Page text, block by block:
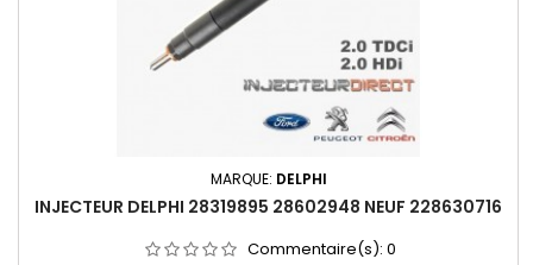
MARQUE: DELPHI
INJECTEUR DELPHI 28319895 28602948 NEUF 228630716
Commentaire(s): 0